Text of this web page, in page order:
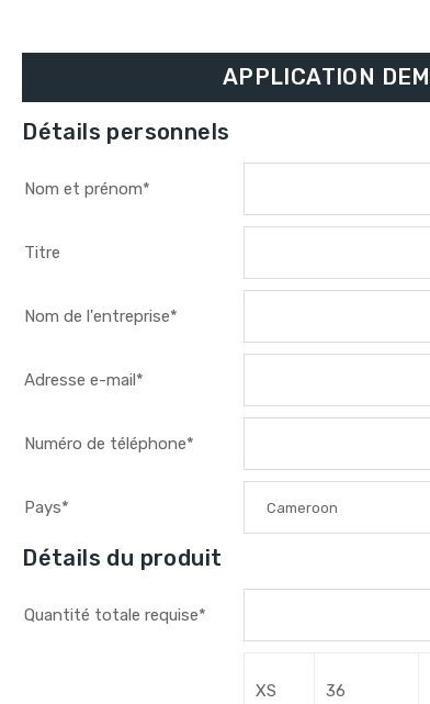
APPLICATION
Détails personnels
Nom et prénom*
Titre
Nom de l'entreprise*
Adresse e-mail*
Numéro de téléphone*
Pays* Cameroon
Détails du produit
Quantité totale requise*
XS 36